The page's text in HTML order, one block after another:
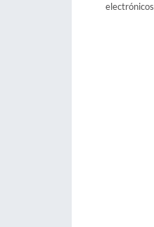
electrónicos